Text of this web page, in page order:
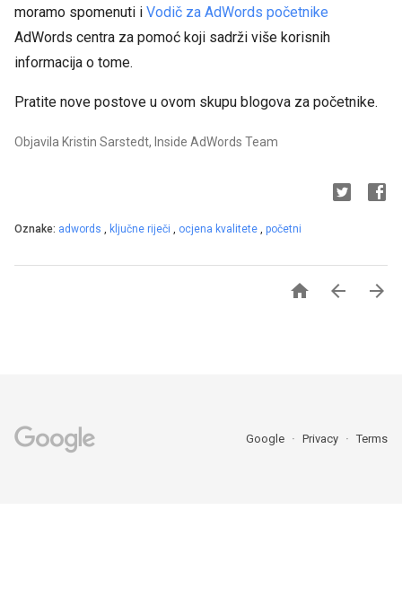
moramo spomenuti i Vodič za AdWords početnike
AdWords centra za pomoć koji sadrži više korisnih
informacija o tome.
Pratite nove postove u ovom skupu blogova za početnike.
Objavila Kristin Sarstedt, Inside AdWords Team
Oznake: adwords , ključne riječi , ocjena kvalitete , početni
  
Google Privacy Terms